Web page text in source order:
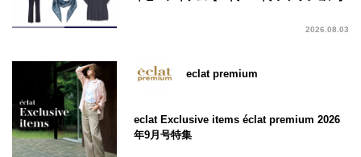
2026.08.03
eclat premium
eclat Exclusive items éclat premium 2026
年9月号特集